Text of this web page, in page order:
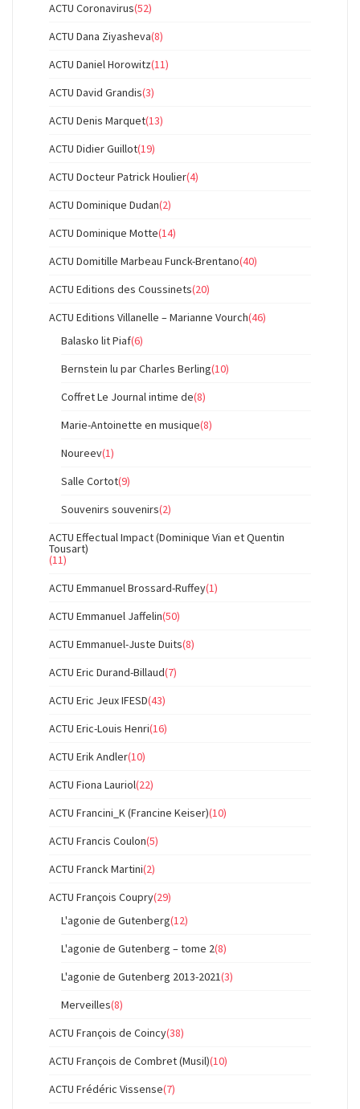
ACTU Coronavirus(52)
ACTU Dana Ziyasheva(8)
ACTU Daniel Horowitz(11)
ACTU David Grandis(3)
ACTU Denis Marquet(13)
ACTU Didier Guillot(19)
ACTU Docteur Patrick Houlier(4)
ACTU Dominique Dudan(2)
ACTU Dominique Motte(14)
ACTU Domitille Marbeau Funck-Brentano(40)
ACTU Editions des Coussinets(20)
ACTU Editions Villanelle – Marianne Vourch(46)
Balasko lit Piaf(6)
Bernstein lu par Charles Berling(10)
Coffret Le Journal intime de(8)
Marie-Antoinette en musique(8)
Noureev(1)
Salle Cortot(9)
Souvenirs souvenirs(2)
ACTU Effectual Impact (Dominique Vian et Quentin
Tousart)
(11)
ACTU Emmanuel Brossard-Ruffey(1)
ACTU Emmanuel Jaffelin(50)
ACTU Emmanuel-Juste Duits(8)
ACTU Eric Durand-Billaud(7)
ACTU Eric Jeux IFESD(43)
ACTU Eric-Louis Henri(16)
ACTU Erik Andler(10)
ACTU Fiona Lauriol(22)
ACTU Francini_K (Francine Keiser)(10)
ACTU Francis Coulon(5)
ACTU Franck Martini(2)
ACTU François Coupry(29)
L'agonie de Gutenberg(12)
L'agonie de Gutenberg – tome 2(8)
L'agonie de Gutenberg 2013-2021(3)
Merveilles(8)
ACTU François de Coincy(38)
ACTU François de Combret (Musil)(10)
ACTU Frédéric Vissense(7)